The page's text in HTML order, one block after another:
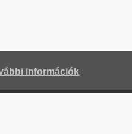
információk